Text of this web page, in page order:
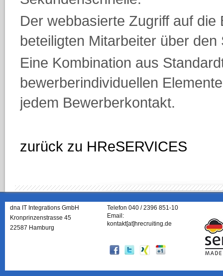
Der webbasierte Zugriff auf
beteiligten Mitarbeiter über
Eine Kombination aus
bewerberindividuellen
jedem Bewerberkontakt.
zurück zu HReSERVICES
dna IT Integrations GmbH
Kronprinzenstrasse 45
22587 Hamburg
Telefon 040 / 2396 851-10
Email:
kontakt[at]hrecruiting.de